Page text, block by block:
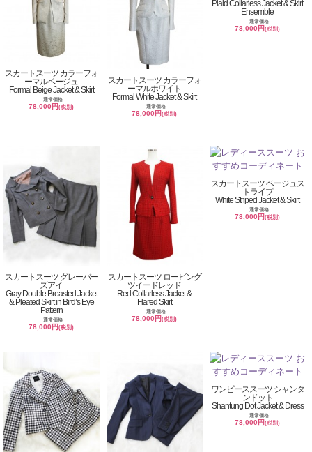
スカートスーツ カラーフォ
ーマルベージュ
Formal Beige Jacket & Skirt
通常価格
78,000円(税別)
スカートスーツ カラーフォ
ーマルホワイト
Formal White Jacket & Skirt
通常価格
78,000円(税別)
Plaid Collarless Jacket & Skirt
Ensemble
通常価格
78,000円(税別)
スカートスーツ グレーバー
ズアイ
Gray Double Breasted Jacket
& Pleated Skirt in Bird’s Eye
Pattern
通常価格
78,000円(税別)
スカートスーツ ロービング
ツイードレッド
Red Collarless Jacket &
Flared Skirt
通常価格
78,000円(税別)
スカートスーツ ベージュス
トライプ
White Striped Jacket & Skirt
通常価格
78,000円(税別)
ワンピーススーツ シャンタ
ンドット
Shantung Dot Jacket & Dress
通常価格
78,000円(税別)